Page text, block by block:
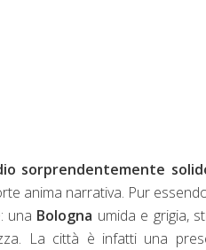
sorprendentemente
anima narrativa. Pur
una Bologna umida e grigia,
La città è infatti una